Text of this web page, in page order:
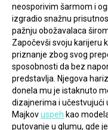
neosporivim šarmom i
izgradio snažnu
pažnju obožavalaca
Započevši svoju karijeru
priznanje zbog svog
sposobnosti da bez
predstavlja. Njegova
donela mu je istaknuto
dizajnerima i učestvujući
Majkov uspeh kao
putovanje u glumu, gde